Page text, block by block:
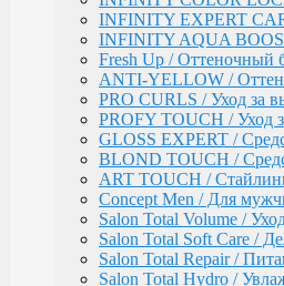
Salon Total Basic / Уход
PEPTIDE FORCE /
NEXT LEVEL BLOND /
DETOX POWER / Уход
BONDING SYSTEM /
BIOTIN SECRETS /
TEFIA
Окрашивание волос /
CALEIDO
Перманентная
Основные
INFINITY EXPERT
INFINITY AQUA
Fresh Up / Оттеночный
ANTI-YELLOW /
PRO CURLS / Уход за
PROFY TOUCH / Уход
GLOSS EXPERT /
BLOND TOUCH /
ART TOUCH /
Concept Men / Для
Salon Total Volume /
Salon Total Soft Care /
Salon Total Repair /
Salon Total Hydro /